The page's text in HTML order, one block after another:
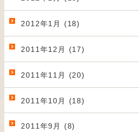
2012年1月 (18)
2011年12月 (17)
2011年11月 (20)
2011年10月 (18)
2011年9月 (8)